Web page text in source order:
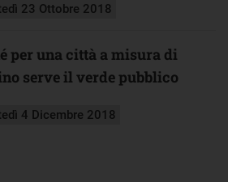
23 Ottobre 2018
per una città a misura di
serve il verde pubblico
4 Dicembre 2018